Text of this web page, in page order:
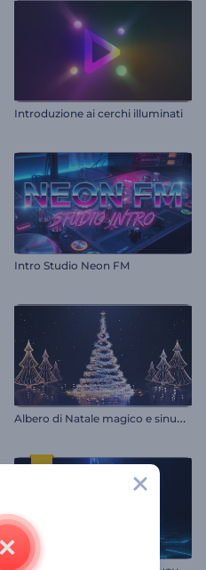
Introduzione ai cerchi illuminati
Intro Studio Neon FM
A
lbero di Natale magico e sinuoso